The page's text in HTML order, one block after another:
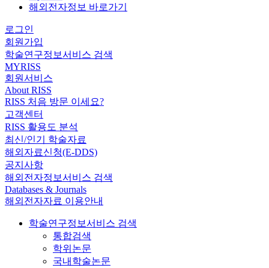
해외전자정보 바로가기
로그인
회원가입
학술연구정보서비스 검색
MYRISS
회원서비스
About RISS
RISS 처음 방문 이세요?
고객센터
RISS 활용도 분석
최신/인기 학술자료
해외자료신청(E-DDS)
공지사항
해외전자정보서비스 검색
Databases & Journals
해외전자자료 이용안내
학술연구정보서비스 검색
통합검색
학위논문
국내학술논문